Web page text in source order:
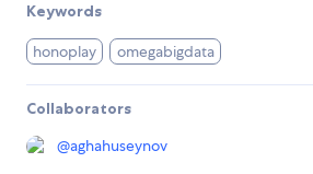
Keywords
honoplay omegabigdata
Collaborators
@aghahuseynov